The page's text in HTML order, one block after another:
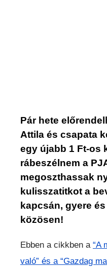
Pár hete
Attila és csapata
egy újabb 1 Ft-os
rábeszélnem a
megoszthassak
kulisszatitkot a
kapcsán, gyere
közösen!
Ebben a cikkben a “A
való” és a “Gazdag